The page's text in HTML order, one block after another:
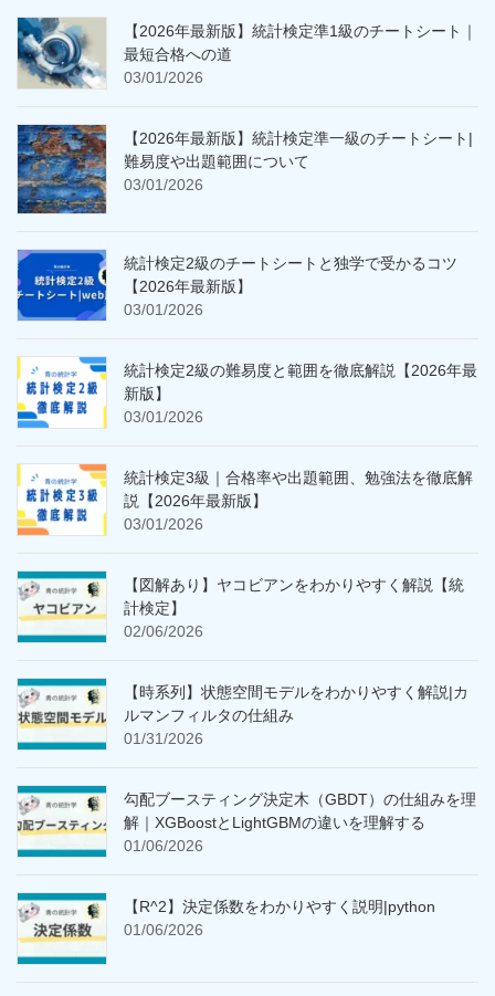
【2026年最新版】統計検定準1級のチートシート｜
最短合格への道
03/01/2026
【2026年最新版】統計検定準一級のチートシート|
難易度や出題範囲について
03/01/2026
統計検定2級のチートシートと独学で受かるコツ
【2026年最新版】
03/01/2026
統計検定2級の難易度と範囲を徹底解説【2026年最
新版】
03/01/2026
統計検定3級｜合格率や出題範囲、勉強法を徹底解
説【2026年最新版】
03/01/2026
【図解あり】ヤコビアンをわかりやすく解説【統
計検定】
02/06/2026
【時系列】状態空間モデルをわかりやすく解説|カ
ルマンフィルタの仕組み
01/31/2026
勾配ブースティング決定木（GBDT）の仕組みを理
解｜XGBoostとLightGBMの違いを理解する
01/06/2026
【R^2】決定係数をわかりやすく説明|python
01/06/2026